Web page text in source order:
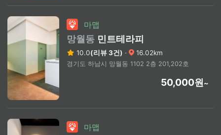
마맵
망월동 민트테라피
10.0(리뷰 3건) · 16.02km
경기도 하남시 망월동 1102 2층 201,202호
50,000원~
마맵